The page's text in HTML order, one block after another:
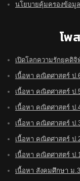
นโยบายคุ้มครองข้อมู
โพ
เปิดโลกความรักยุคดิจิ
เนื้อหา คณิตศาสตร์ ป
เนื้อหา คณิตศาสตร์ ป
เนื้อหา คณิตศาสตร์ ป
เนื้อหา คณิตศาสตร์ ป
เนื้อหา คณิตศาสตร์ ป
เนื้อหา คณิตศาสตร์ ป
เนื้อหา สังคมศึกษา ม